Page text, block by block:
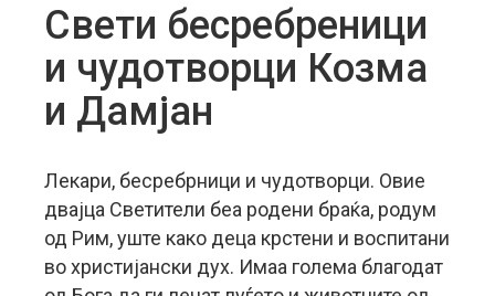
Свети бесребреници
и чудотворци Козма
и Дамјан
Лекари, бесребрници и чудотворци. Овие
двајца Светители беа родени браќа, родум
од Рим, уште како деца крстени и воспитани
во христијански дух. Имаа голема благодат